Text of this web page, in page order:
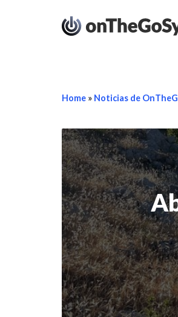
Home » Noticias de